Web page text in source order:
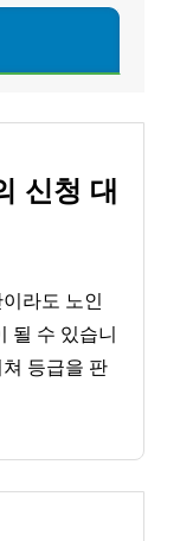
신청 대
라도 노인
될 수 있습니
등급을 판